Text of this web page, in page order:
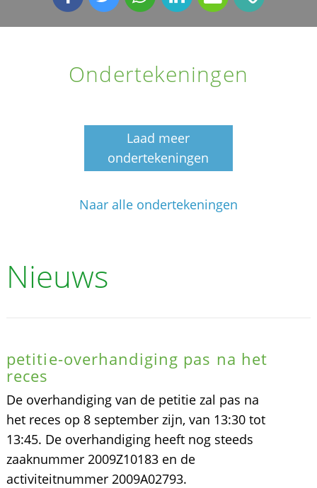
Ondertekeningen
Laad meer
ondertekeningen
Naar alle ondertekeningen
Nieuws
petitie-overhandiging pas na het
reces
De overhandiging van de petitie zal pas na
het reces op 8 september zijn, van 13:30 tot
13:45. De overhandiging heeft nog steeds
zaaknummer 2009Z10183 en de
activiteitnummer 2009A02793.